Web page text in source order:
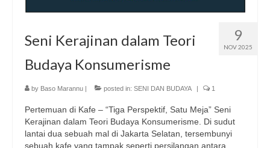
9
NOV 2025
Seni Kerajinan dalam Teori
Budaya Konsumerisme
by Baso Marannu posted in: SENI DAN BUDAYA 1
Pertemuan di Kafe – “Tiga Perspektif, Satu Meja” Seni
Kerajinan dalam Teori Budaya Konsumerisme. Di sudut
lantai dua sebuah mal di Jakarta Selatan, tersembunyi
sebuah kafe yang tampak seperti persilangan antara